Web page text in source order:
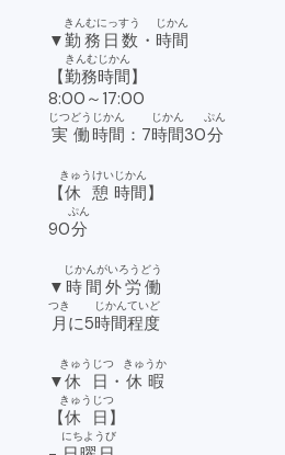
▼勤務日数
きんむにっすう
・ 時間
じかん
【勤務
きんむ
時間
じかん
】
8:00～17:00
実働
じつどう
時間
じかん
：7時間
じかん
30分
ぷん
【休憩
きゅうけい
時間
じかん
】
90分
ぷん
▼ 時間外労働
じかんがいろうどう
月
つき
に5時間
じかん
程度
ていど
▼休日
きゅうじつ
・ 休暇
きゅうか
【休日
きゅうじつ
】
にちようび